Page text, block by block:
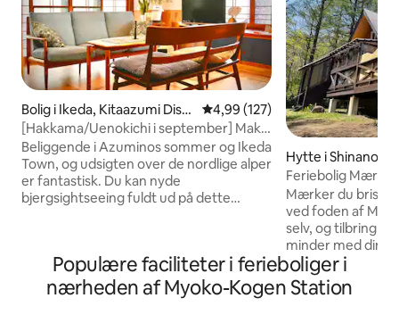
Bolig i Ikeda, Kitaazumi Distri
ct
4,99 ud af 5 i gennemsnitlig
4,99 (127)
[Hakkama/Uenokichi i september] Maks.
12 personer/leje af hele huset | 2
autentiske saunaer
Beliggende i Azuminos sommer og Ikeda
Town, og udsigten over de nordlige alper
er fantastisk. Du kan nyde
bjergsightseeing fuldt ud på dette
til september er sommeren en årstid,
hvor du kan nyde det rolige Shinshu. Tag
ud i bjergene og højlandet om dagen, og
Hytte i Shinano
Feriebolig Mærk
Mærker du brisen
ved foden af Mt.
selv, og tilbring
minder med dine
du kan lide, eller
kæledyr. Spring Joetsu Takada Cherry
Blossoms, Rape
Populære faciliteter i ferieboliger i
nærheden af Myoko-Kogen Station